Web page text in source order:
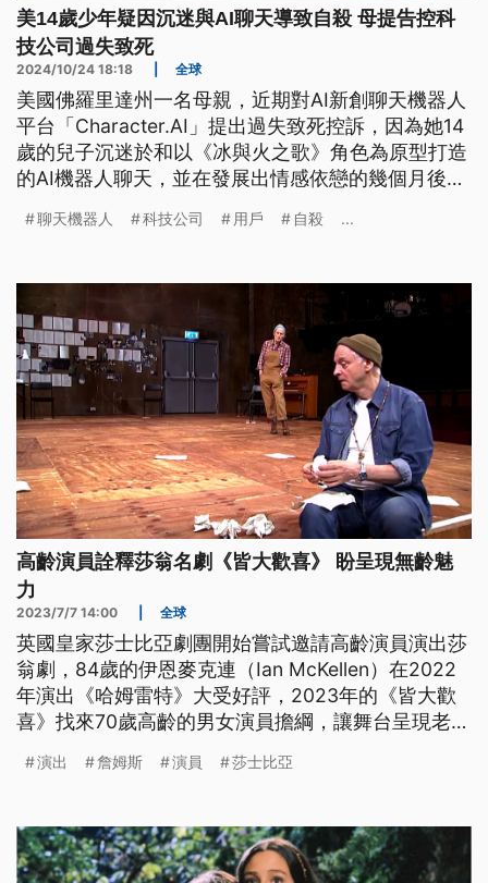
美14歲少年疑因沉迷與AI聊天導致自殺 母提告控科
技公司過失致死
2024/10/24 18:18 全球
美國佛羅里達州一名母親，近期對AI新創聊天機器人
平台「Character.AI」提出過失致死控訴，因為她14
歲的兒子沉迷於和以《冰與火之歌》角色為原型打造
的AI機器人聊天，並在發展出情感依戀的幾個月後自
將立即更新安全措施，並改變針對年輕用戶的AI模型
聊天機器人 科技公司 用戶 自殺 ...
高齡演員詮釋莎翁名劇《皆大歡喜》 盼呈現無齡魅
力
2023/7/7 14:00 全球
英國皇家莎士比亞劇團開始嘗試邀請高齡演員演出莎
翁劇，84歲的伊恩麥克連（Ian McKellen）在2022
年演出《哈姆雷特》大受好評，2023年的《皆大歡
喜》找來70歲高齡的男女演員擔綱，讓舞台呈現老而
演出 詹姆斯 演員 莎士比亞